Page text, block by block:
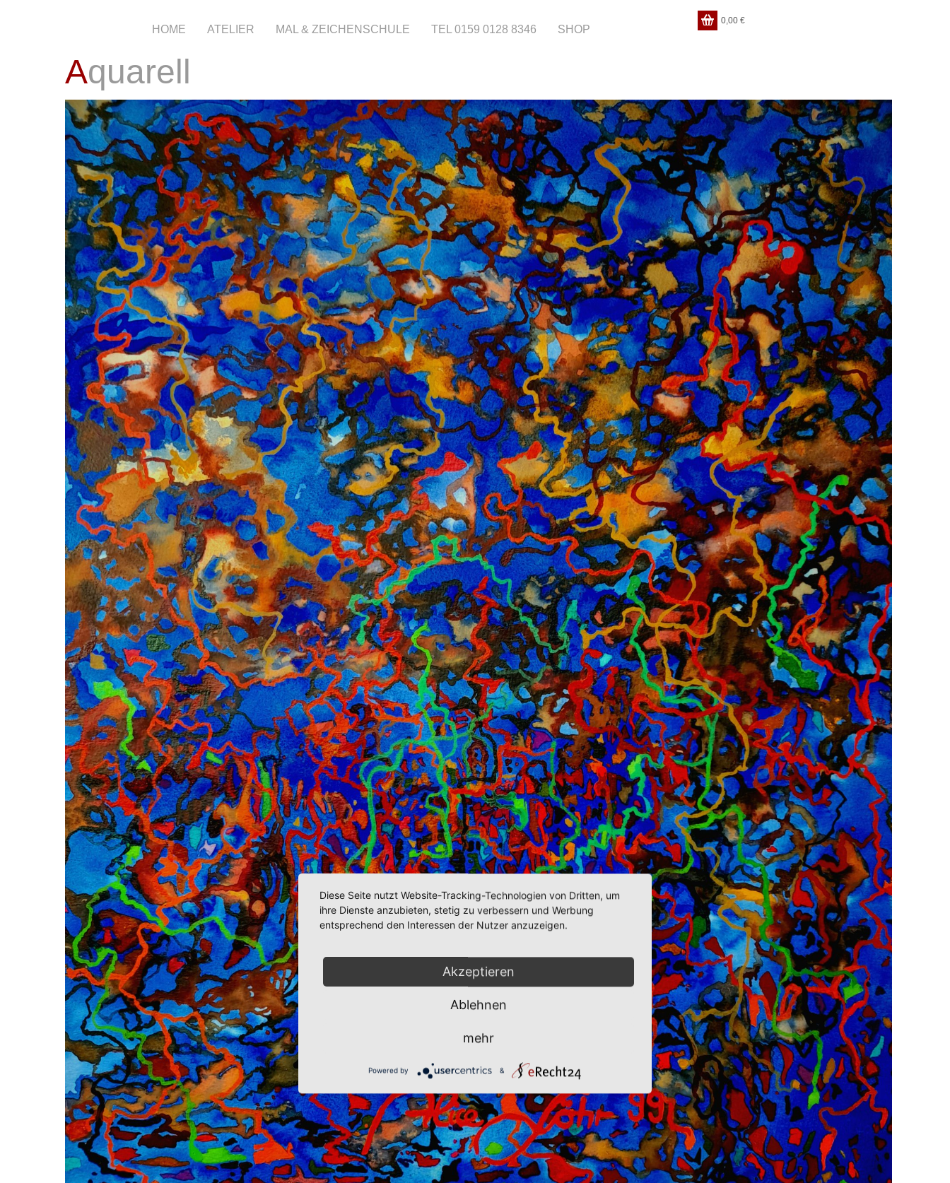
HOME ATELIER MAL & ZEICHENSCHULE TEL 0159 0128 8346 SHOP
0,00 €
Aquarell
Diese Seite nutzt Website-Tracking-Technologien von Dritten, um
ihre Dienste anzubieten, stetig zu verbessern und Werbung
entsprechend den Interessen der Nutzer anzuzeigen.
Akzeptieren
Ablehnen
mehr
Powered by &